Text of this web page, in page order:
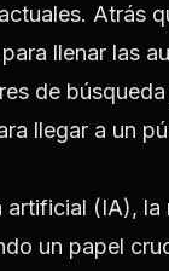
Atrás
llenar las
de
llegar a un
(IA),
un papel